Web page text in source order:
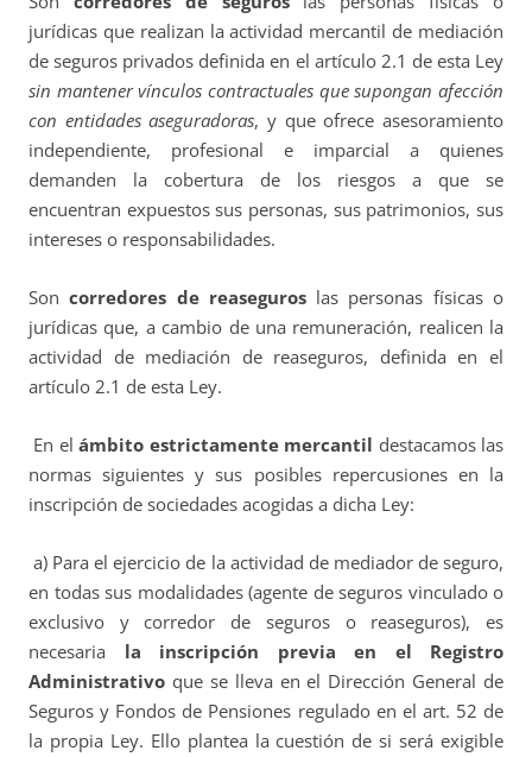
jurídicas que realizan la actividad mercantil de mediación
de seguros privados definida en el artículo 2.1 de esta Ley
sin mantener vínculos contractuales que supongan afección
con entidades aseguradoras, y que ofrece asesoramiento
independiente, profesional e imparcial a quienes
demanden la cobertura de los riesgos a que se
encuentran expuestos sus personas, sus patrimonios, sus
intereses o responsabilidades.
Soncorredores de reaseguroslas personas físicas o
jurídicas que, a cambio de una remuneración, realicen la
actividad de mediación de reaseguros, definida en el
artículo 2.1 de esta Ley.
En elámbito estrictamente mercantil destacamos las
normas siguientes y sus posibles repercusiones en la
inscripción de sociedades acogidas a dicha Ley:
a) Para el ejercicio de la actividad de mediador de seguro,
en todas sus modalidades (agente de seguros vinculado o
exclusivo y corredor de seguros o reaseguros), es
necesaria la inscripción previa en el Registro
Administrativo que se lleva en el Dirección General de
Seguros y Fondos de Pensiones regulado en el art. 52 de
la propia Ley. Ello plantea la cuestión de si será exigible